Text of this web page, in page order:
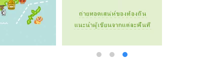
ของเขา กระจายอยู่ทั่วทั้งอาคาร มันสร้างสมดุลที่
สมบูรณ์แบบระหว่างความตึงเครียดและความผ่อน
รายละเอียด ตั้งแต่วัสดุไปจนถึงเฟอร์นิเจอร์ วัตถุ
และอุปกรณ์ตกแต่ง เป็นเหมือน “แหล่งสังสรรค์